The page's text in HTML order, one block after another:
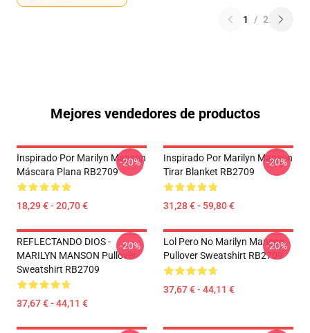
1 / 2
Mejores vendedores de productos
Inspirado Por Marilyn Manson
Máscara Plana RB2709
18,29 € - 20,70 €
-20%
Inspirado Por Marilyn Manson
Tirar Blanket RB2709
31,28 € - 59,80 €
-20%
REFLECTANDO DIOS -
MARILYN MANSON Pullover
Sweatshirt RB2709
37,67 € - 44,11 €
-20%
Lol Pero No Marilyn Manson
Pullover Sweatshirt RB2709
37,67 € - 44,11 €
-20%